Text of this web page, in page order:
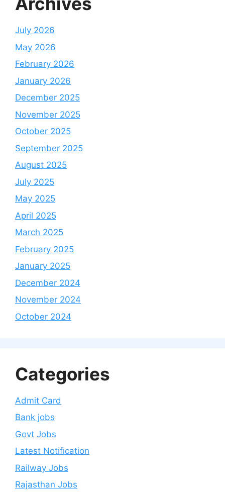
July 2026
May 2026
February 2026
January 2026
December 2025
November 2025
October 2025
September 2025
August 2025
July 2025
May 2025
April 2025
March 2025
February 2025
January 2025
December 2024
November 2024
October 2024
Categories
Admit Card
Bank jobs
Govt Jobs
Latest Notification
Railway Jobs
Rajasthan Jobs